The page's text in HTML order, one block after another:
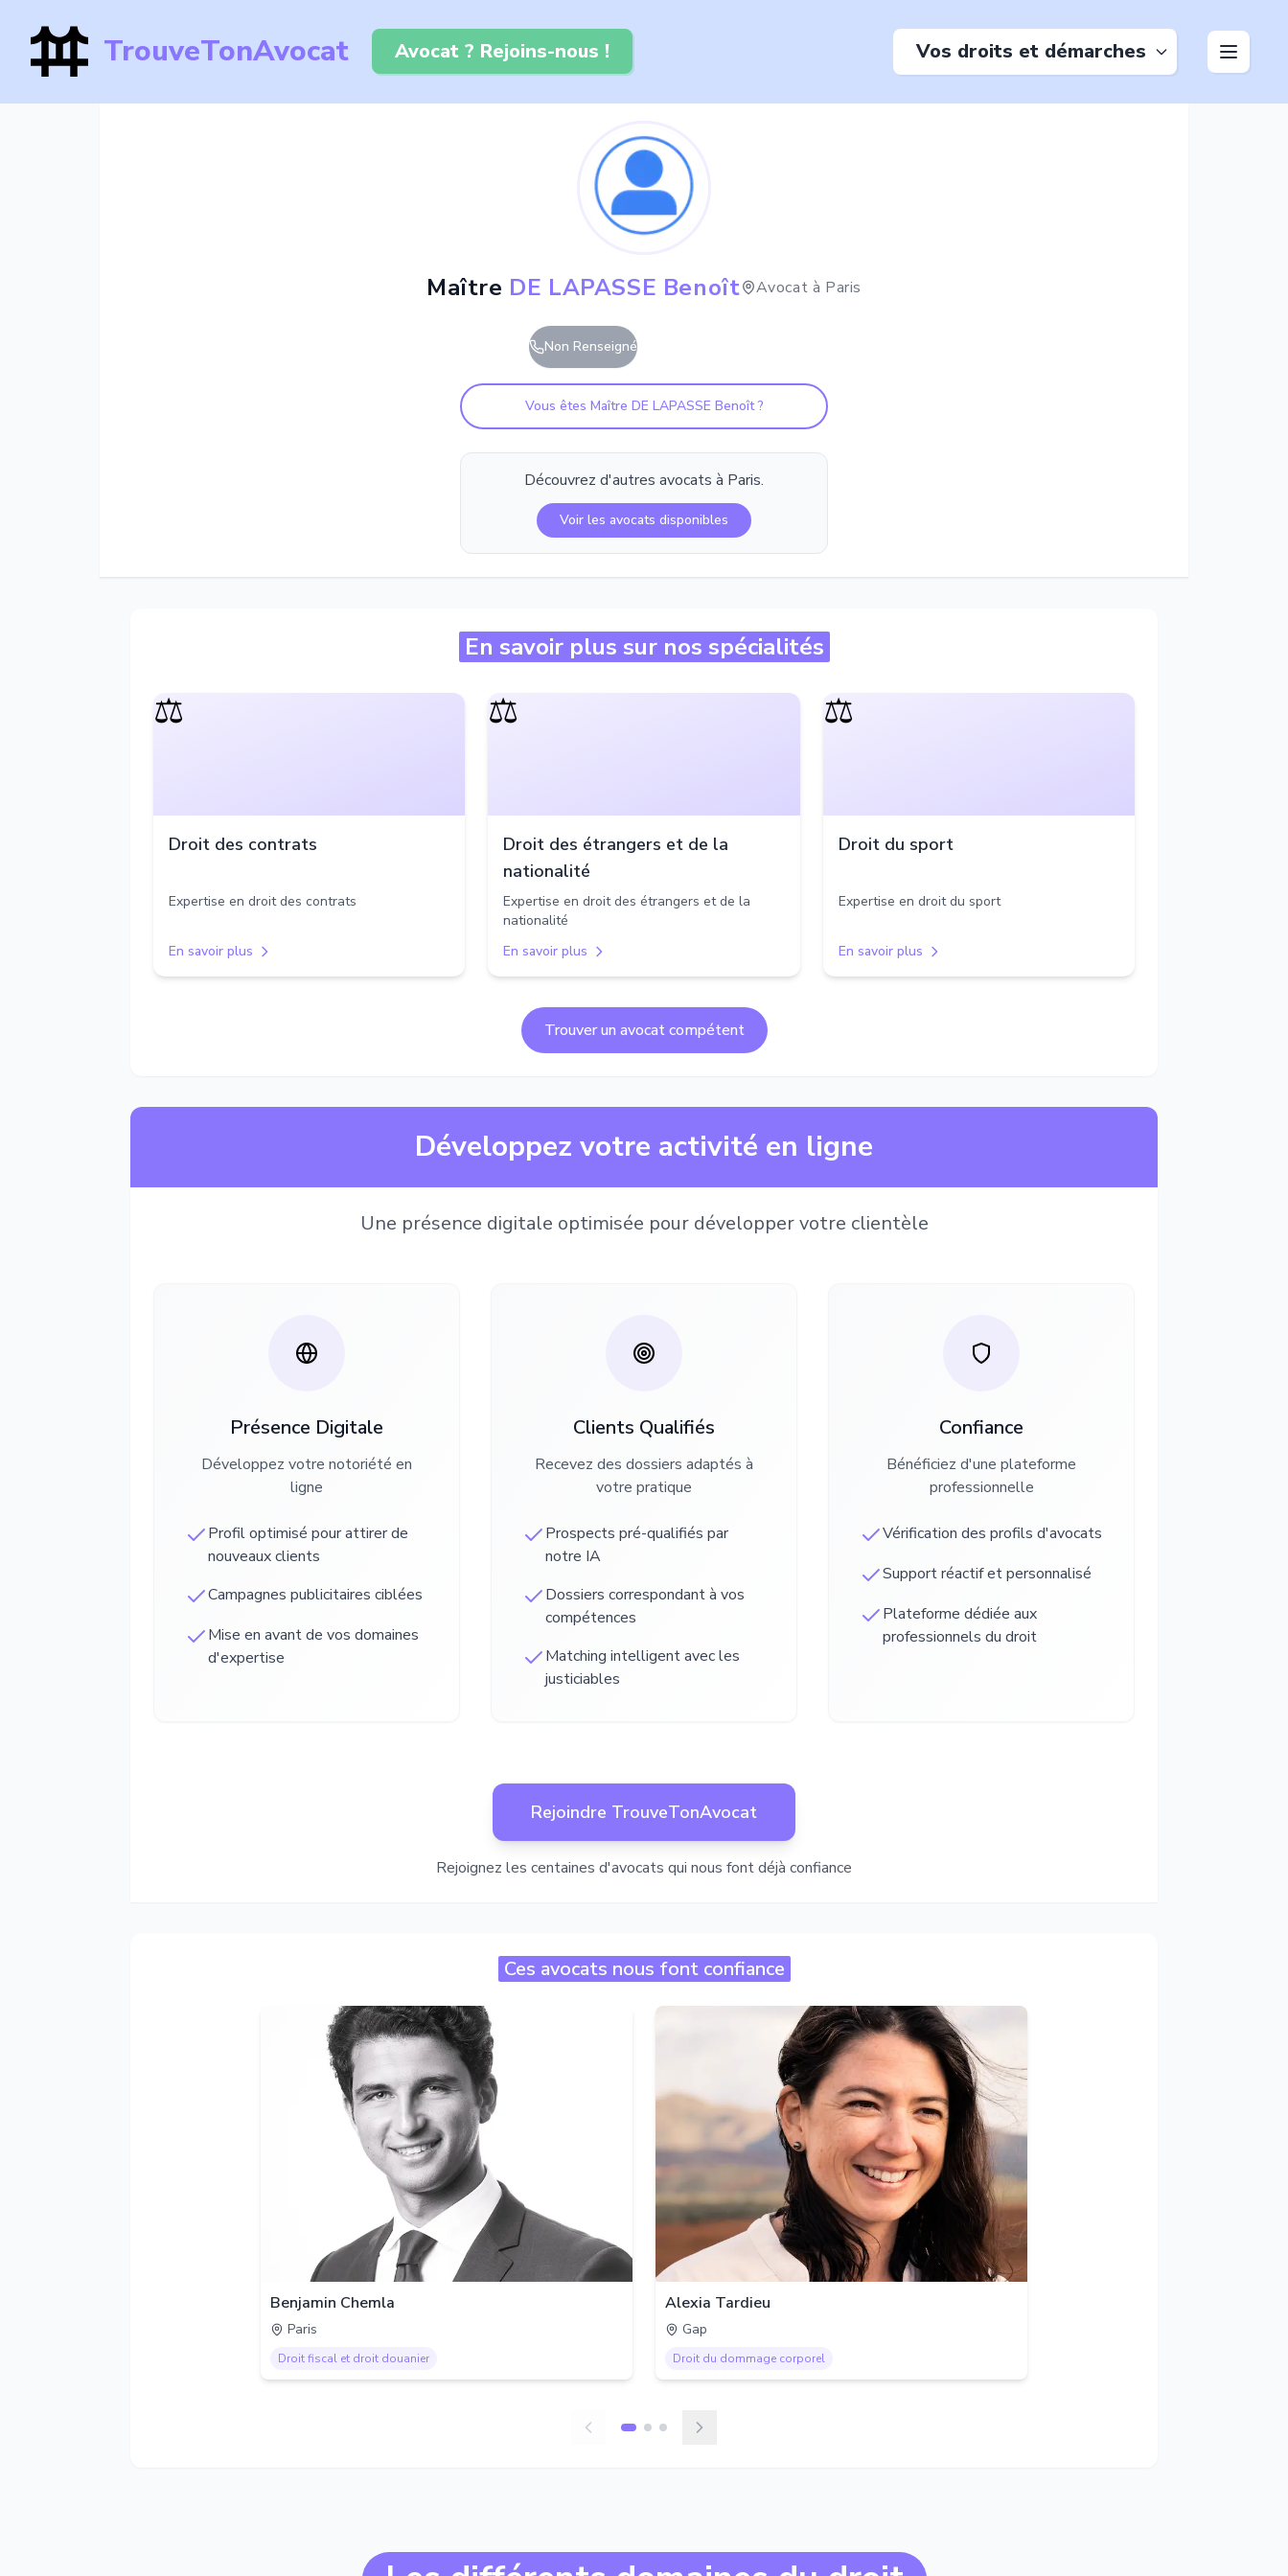
TrouveTonAvocat Avocat ? Rejoins-nous ! Vos droits et démarches
Maître DE LAPASSE Benoît Avocat à Paris
Non Renseigné
Vous êtes Maître DE LAPASSE Benoît?
Découvrez d'autres avocats à Paris.
Voir les avocats disponibles
En savoir plus sur nos spécialités
⚖️
Droit des contrats
Expertise en droit des contrats
En savoir plus
⚖️
Droit des étrangers et de la
nationalité
Expertise en droit des étrangers et de la
nationalité
En savoir plus
⚖️
Droit du sport
Expertise en droit du sport
En savoir plus
Trouver un avocat compétent
Développez votre activité en ligne
Une présence digitale optimisée pour développer votre clientèle
Présence Digitale
Développez votre notoriété en
ligne
Profil optimisé pour attirer de
nouveaux clients
Campagnes publicitaires ciblées
Mise en avant de vos domaines
d'expertise
Clients Qualifiés
Recevez des dossiers adaptés à
votre pratique
Prospects pré-qualifiés par
notre IA
Dossiers correspondant à vos
compétences
Matching intelligent avec les
justiciables
Confiance
Bénéficiez d'une plateforme
professionnelle
Vérification des profils d'avocats
Support réactif et personnalisé
Plateforme dédiée aux
professionnels du droit
Rejoindre TrouveTonAvocat
Rejoignez les centaines d'avocats qui nous font déjà confiance
Ces avocats nous font confiance
Benjamin Chemla
Paris
Droit fiscal et droit douanier
Alexia Tardieu
Gap
Droit du dommage corporel